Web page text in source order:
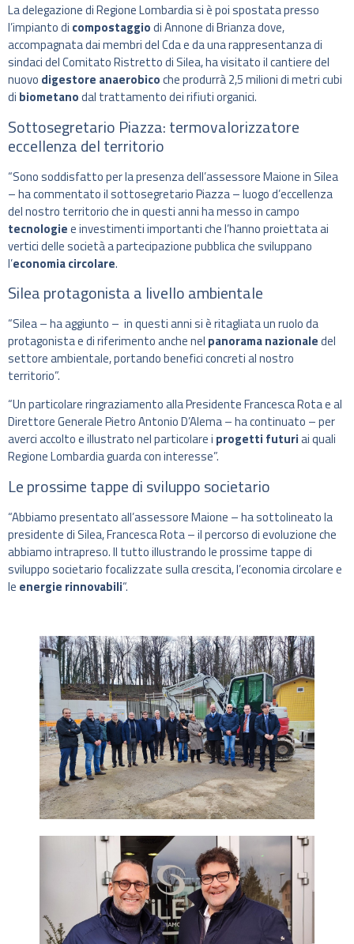
La delegazione di Regione Lombardia si è poi spostata presso
l’impianto di compostaggiodi Annone di Brianza dove,
accompagnata dai membri del Cda e da una rappresentanza di
sindaci del Comitato Ristretto di Silea, ha visitato il cantiere del
nuovo digestore anaerobicoche produrrà 2,5 milioni di metri cubi
di biometanodal trattamento dei rifiuti organici.
Sottosegretario Piazza: termovalorizzatore
eccellenza del territorio
“Sono soddisfatto per la presenza dell’assessore Maione in Silea
– ha commentato il sottosegretario Piazza – luogo d’eccellenza
del nostro territorio che in questi anni ha messo in campo
tecnologiee investimenti importanti che l’hanno proiettata ai
vertici delle società a partecipazione pubblica che sviluppano
l’economia circolare.
Silea protagonista a livello ambientale
“Silea – ha aggiunto – in questi anni si è ritagliata un ruolo da
protagonista e di riferimento anche nel panorama nazionaledel
settore ambientale, portando benefici concreti al nostro
territorio”.
“Un particolare ringraziamento alla Presidente Francesca Rota e al
Direttore Generale Pietro Antonio D’Alema – ha continuato – per
averci accolto e illustrato nel particolare i progetti futuriai quali
Regione Lombardia guarda con interesse”.
Le prossime tappe di sviluppo societario
“Abbiamo presentato all’assessore Maione – ha sottolineato la
presidente di Silea, Francesca Rota – il percorso di evoluzione che
abbiamo intrapreso. Il tutto illustrando le prossime tappe di
sviluppo societario focalizzate sulla crescita, l’economia circolare e
le energie rinnovabili“.